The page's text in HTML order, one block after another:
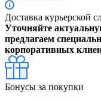
Доставка курьерской
Уточняйте
предлагаем
корпоративных
Бонусы за покупки